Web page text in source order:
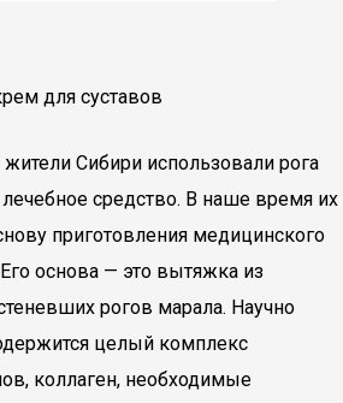
Сибири использовали рога
лечебное средство. В наше время их
приготовления медицинского
основа — это вытяжка из
рогов марала. Научно
целый комплекс
коллаген, необходимые